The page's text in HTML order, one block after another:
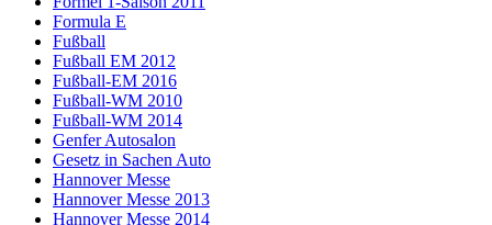
Formula E
Fußball
Fußball EM 2012
Fußball-EM 2016
Fußball-WM 2010
Fußball-WM 2014
Genfer Autosalon
Gesetz in Sachen Auto
Hannover Messe
Hannover Messe 2013
Hannover Messe 2014